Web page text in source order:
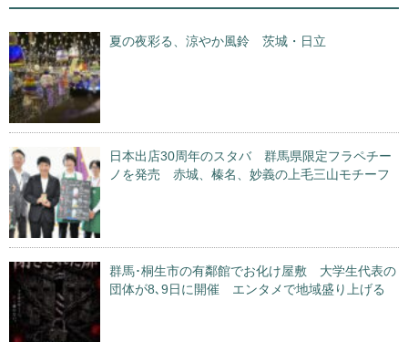
夏の夜彩る、涼やか風鈴 茨城・日立
日本出店30周年のスタバ 群馬県限定フラペチー
ノを発売 赤城、榛名、妙義の上毛三山モチーフ
群馬･桐生市の有鄰館でお化け屋敷 大学生代表の
団体が8､9日に開催 エンタメで地域盛り上げる